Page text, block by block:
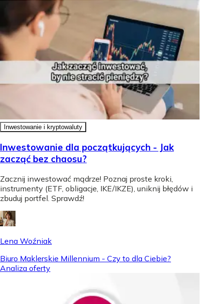
Inwestowanie i kryptowaluty
Inwestowanie dla początkujących - Jak
zacząć bez chaosu?
Zacznij inwestować mądrze! Poznaj proste kroki,
instrumenty (ETF, obligacje, IKE/IKZE), uniknij błędów i
zbuduj portfel. Sprawdź!
Lena Woźniak
Biuro Maklerskie Millennium - Czy to dla Ciebie?
Analiza oferty